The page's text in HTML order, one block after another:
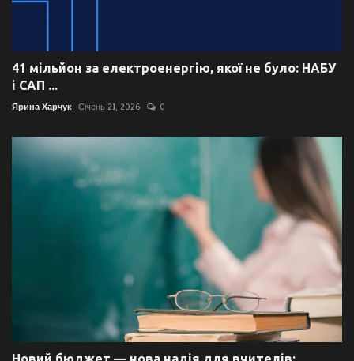
41 мільйон за електроенергію, якої не було: НАБУ
і САП ...
Ярина Харчук Січень 21, 2026 0